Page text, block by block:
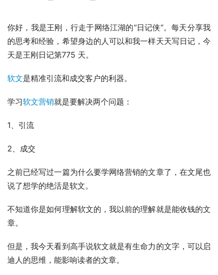
你好，我是王刚，行走于网络江湖的“日记侠”。每天分享我
的思考和经验，希望身边的人可以和我一样天天写日记，今
天是王刚日记第775 天。
软文是精准引流和成交客户的利器。
学习软文营销就是要解决两个问题：
1、引流
2、成交
之前已经写过一篇为什么要学网络营销的文章了，在文尾也
说了想学的绝活是软文。
不知道你是如何理解软文的，我以前的理解就是能收钱的文
章。
但是，我今天看到高手说软文就是有生命力的文字，可以启
迪人的思维，能影响读者的文章。